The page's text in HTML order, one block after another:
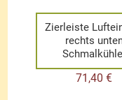
Zierleiste
rechts
71,40€